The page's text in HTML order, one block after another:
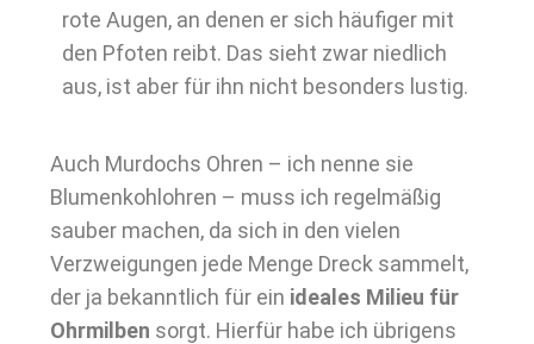
rote Augen, an denen er sich häufiger mit
den Pfoten reibt. Das sieht zwar niedlich
aus, ist aber für ihn nicht besonders lustig.
Auch Murdochs Ohren – ich nenne sie
Blumenkohlohren – muss ich regelmäßig
sauber machen, da sich in den vielen
Verzweigungen jede Menge Dreck sammelt,
der ja bekanntlich für ein ideales Milieu für
Ohrmilben sorgt. Hierfür habe ich übrigens